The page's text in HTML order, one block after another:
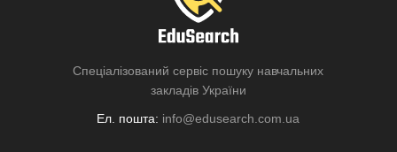
Спеціалізований сервіс пошуку навчальних
закладів України
Ел. пошта: info@edusearch.com.ua